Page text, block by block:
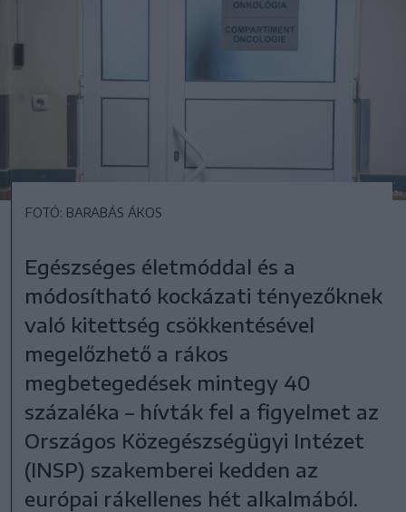
FOTÓ: BARABÁS ÁKOS
Egészséges életmóddal és a
módosítható kockázati tényezőknek
való kitettség csökkentésével
megelőzhető a rákos
megbetegedések mintegy 40
százaléka – hívták fel a figyelmet az
Országos Közegészségügyi Intézet
(INSP) szakemberei kedden az
európai rákellenes hét alkalmából.